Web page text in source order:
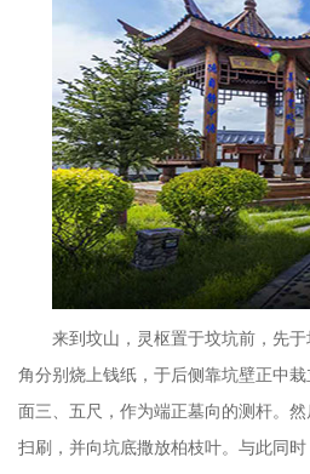
来到坟山，灵枢置于坟坑前，先
角分别烧上钱纸，于后侧靠坑壁正中
面三、五尺，作为端正墓向的测杆。
扫刷，并向坑底撒放柏枝叶。与此同